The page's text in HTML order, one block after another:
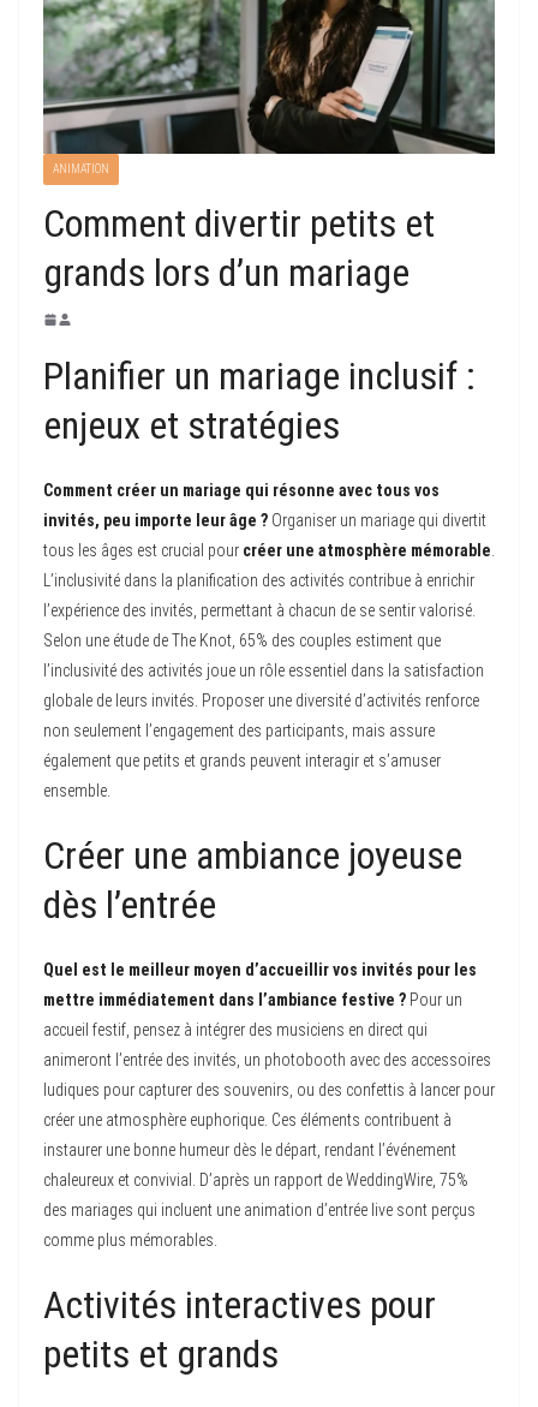
ANIMATION
Comment divertir petits et
grands lors d’un mariage
Planifier un mariage inclusif :
enjeux et stratégies
Comment créer un mariage qui résonne avec tous vos
invités, peu importe leur âge ? Organiser un mariage qui divertit
tous les âges est crucial pour créer une atmosphère mémorable
L’inclusivité dans la planification des activités contribue à enrichir
l’expérience des invités, permettant à chacun de se sentir valorisé.
Selon une étude de The Knot, 65% des couples estiment que
l’inclusivité des activités joue un rôle essentiel dans la satisfaction
globale de leurs invités. Proposer une diversité d’activités renforce
non seulement l’engagement des participants, mais assure
également que petits et grands peuvent interagir et s’amuser
ensemble.
Créer une ambiance joyeuse
dès l’entrée
Quel est le meilleur moyen d’accueillir vos invités pour les
mettre immédiatement dans l’ambiance festive ? Pour un
accueil festif, pensez à intégrer des musiciens en direct qui
animeront l’entrée des invités, un photobooth avec des accessoires
ludiques pour capturer des souvenirs, ou des confettis à lancer pour
créer une atmosphère euphorique. Ces éléments contribuent à
instaurer une bonne humeur dès le départ, rendant l’événement
chaleureux et convivial. D’après un rapport de WeddingWire, 75%
des mariages qui incluent une animation d’entrée live sont perçus
comme plus mémorables.
Activités interactives pour
petits et grands